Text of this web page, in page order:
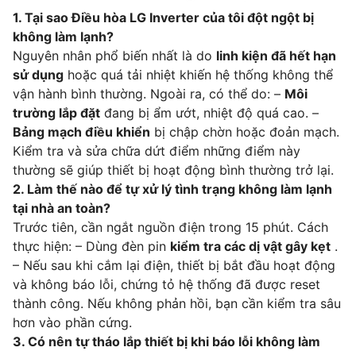
1. Tại sao Điều hòa LG Inverter của tôi đột ngột bị
không làm lạnh?
Nguyên nhân phổ biến nhất là do linh kiện đã hết hạn
sử dụng hoặc quá tải nhiệt khiến hệ thống không thể
vận hành bình thường. Ngoài ra, có thể do: – Môi
trường lắp đặt đang bị ẩm ướt, nhiệt độ quá cao. –
Bảng mạch điều khiển bị chập chờn hoặc đoản mạch.
Kiểm tra và sửa chữa dứt điểm những điểm này
thường sẽ giúp thiết bị hoạt động bình thường trở lại.
2. Làm thế nào để tự xử lý tình trạng không làm lạnh
tại nhà an toàn?
Trước tiên, cần ngắt nguồn điện trong 15 phút. Cách
thực hiện: – Dùng đèn pin kiểm tra các dị vật gây kẹt .
– Nếu sau khi cắm lại điện, thiết bị bắt đầu hoạt động
và không báo lỗi, chứng tỏ hệ thống đã được reset
thành công. Nếu không phản hồi, bạn cần kiểm tra sâu
hơn vào phần cứng.
3. Có nên tự tháo lắp thiết bị khi báo lỗi không làm